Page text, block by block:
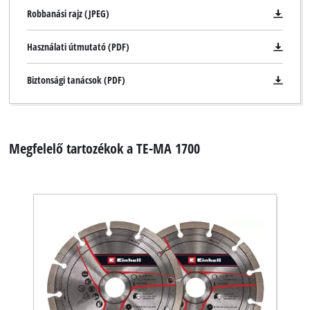
Robbanási rajz (JPEG)
Használati útmutató (PDF)
Biztonsági tanácsok (PDF)
Megfelelő tartozékok a TE-MA 1700